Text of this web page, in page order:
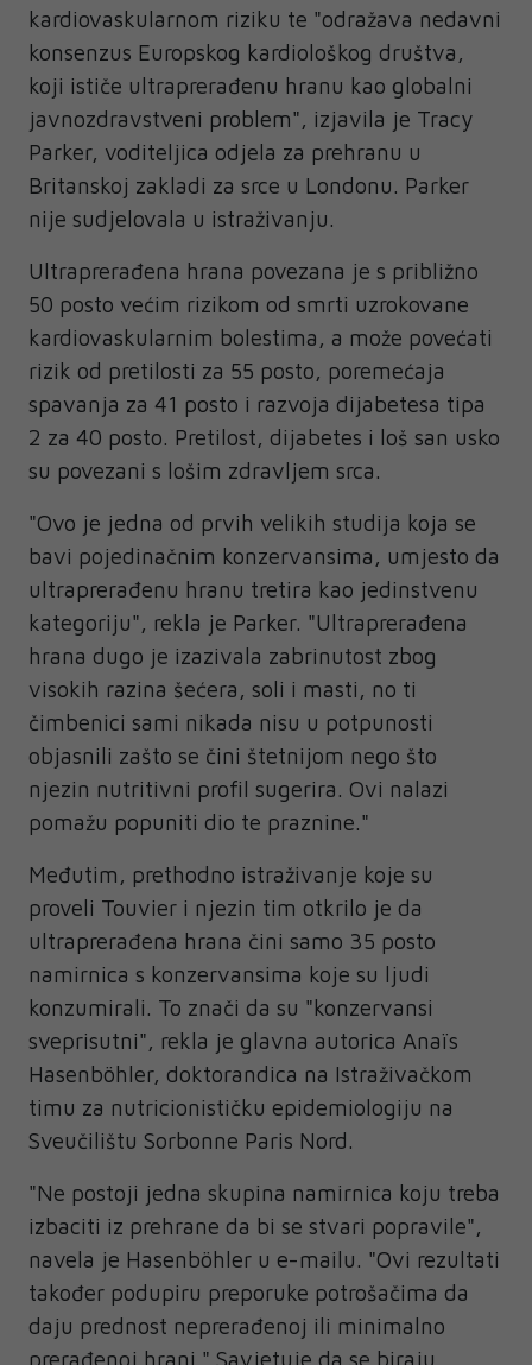
kardiovaskularnom riziku te "odražava nedavni
konsenzus Europskog kardiološkog društva,
koji ističe ultraprerađenu hranu kao globalni
javnozdravstveni problem", izjavila je Tracy
Parker, voditeljica odjela za prehranu u
Britanskoj zakladi za srce u Londonu. Parker
nije sudjelovala u istraživanju.
Ultraprerađena hrana povezana je s približno
50 posto većim rizikom od smrti uzrokovane
kardiovaskularnim bolestima, a može povećati
rizik od pretilosti za 55 posto, poremećaja
spavanja za 41 posto i razvoja dijabetesa tipa
2 za 40 posto. Pretilost, dijabetes i loš san usko
su povezani s lošim zdravljem srca.
"Ovo je jedna od prvih velikih studija koja se
bavi pojedinačnim konzervansima, umjesto da
ultraprerađenu hranu tretira kao jedinstvenu
kategoriju", rekla je Parker. "Ultraprerađena
hrana dugo je izazivala zabrinutost zbog
visokih razina šećera, soli i masti, no ti
čimbenici sami nikada nisu u potpunosti
objasnili zašto se čini štetnijom nego što
njezin nutritivni profil sugerira. Ovi nalazi
pomažu popuniti dio te praznine."
Međutim, prethodno istraživanje koje su
proveli Touvier i njezin tim otkrilo je da
ultraprerađena hrana čini samo 35 posto
namirnica s konzervansima koje su ljudi
konzumirali. To znači da su "konzervansi
sveprisutni", rekla je glavna autorica Anaïs
Hasenböhler, doktorandica na Istraživačkom
timu za nutricionističku epidemiologiju na
Sveučilištu Sorbonne Paris Nord.
"Ne postoji jedna skupina namirnica koju treba
izbaciti iz prehrane da bi se stvari popravile",
navela je Hasenböhler u e-mailu. "Ovi rezultati
također podupiru preporuke potrošačima da
daju prednost neprerađenoj ili minimalno
prerađenoj hrani." Savjetuje da se biraju